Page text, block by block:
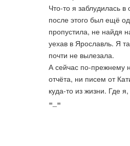
Что-то я заблудилась в
после этого был ещё
пропустила, не найдя
уехав в Ярославль. Я
почти не вылезала.
А сейчас по-прежнему
отчёта, ни писем от
куда-то из жизни. Где
=_=